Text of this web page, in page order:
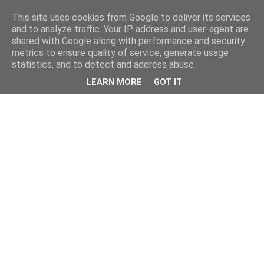
This site uses cookies from Google to deliver its services
and to analyze traffic. Your IP address and user-agent are
shared with Google along with performance and security
metrics to ensure quality of service, generate usage
statistics, and to detect and address abuse.
LEARN MORE GOT IT